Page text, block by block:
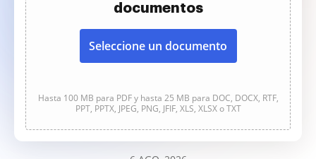
documentos
Seleccione un documento
Hasta 100 MB para PDF y hasta 25 MB para DOC, DOCX, RTF,
PPT, PPTX, JPEG, PNG, JFIF, XLS, XLSX o TXT